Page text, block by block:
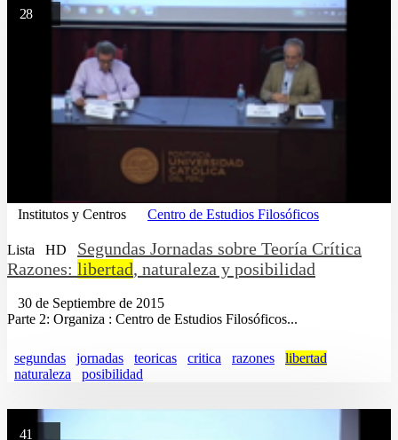
28
Institutos y Centros Centro de Estudios Filosóficos
Lista HD
Segundas Jornadas sobre Teoría Crítica
Razones: libertad, naturaleza y posibilidad
30 de Septiembre de 2015
Parte 2: Organiza : Centro de Estudios Filosóficos...
segundas jornadas teoricas critica razones
libertad
naturaleza
posibilidad
41